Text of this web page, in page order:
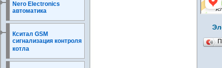
Nero Electronics
автоматика
Кситал GSM
сигнализация контроля
котла